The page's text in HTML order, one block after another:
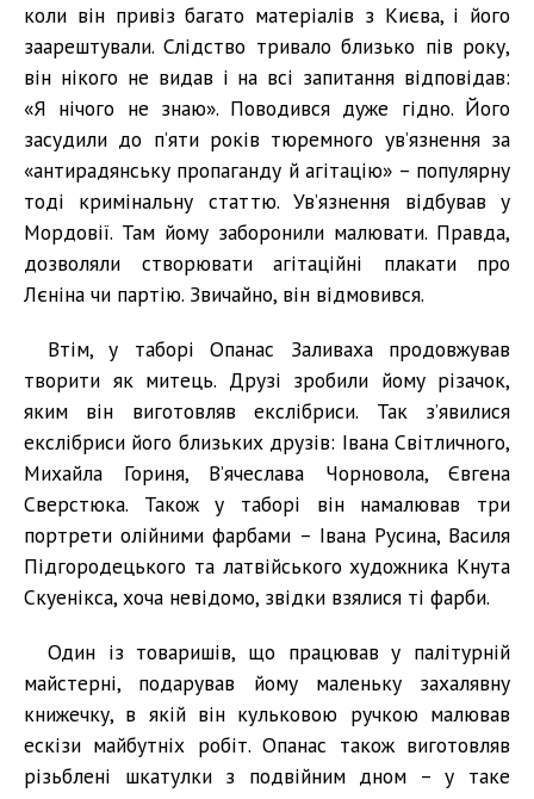
коли він привіз багато матеріалів з Києва, і його
заарештували. Слідство тривало близько пів року,
він нікого не видав і на всі запитання відповідав:
«Я нічого не знаю». Поводився дуже гідно. Його
засудили до п’яти років тюремного ув’язнення за
«антирадянську пропаганду й агітацію» – популярну
тоді кримінальну статтю. Ув’язнення відбував у
Мордовії. Там йому заборонили малювати. Правда,
дозволяли створювати агітаційні плакати про
Лєніна чи партію. Звичайно, він відмовився.
Втім, у таборі Опанас Заливаха продовжував
творити як митець. Друзі зробили йому різачок,
яким він виготовляв екслібриси. Так з’явилися
екслібриси його близьких друзів: Івана Світличного,
Михайла Гориня, В’ячеслава Чорновола, Євгена
Сверстюка. Також у таборі він намалював три
портрети олійними фарбами – Івана Русина, Василя
Підгородецького та латвійського художника Кнута
Скуенікса, хоча невідомо, звідки взялися ті фарби.
Один із товаришів, що працював у палітурній
майстерні, подарував йому маленьку захалявну
книжечку, в якій він кульковою ручкою малював
ескізи майбутніх робіт. Опанас також виготовляв
різьблені шкатулки з подвійним дном – у таке